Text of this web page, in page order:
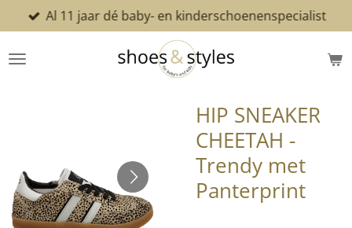
direct
naar
Al 11 jaar dé baby- en kinderschoenenspecialist
HIP SNEAKER
CHEETAH -
Trendy met
Panterprint